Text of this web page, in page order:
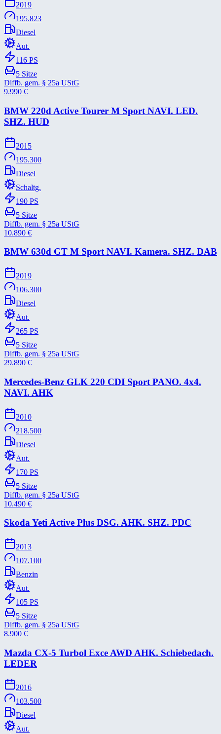
2019
195.823
Diesel
Aut.
116 PS
5 Sitze
Diffb. gem. § 25a UStG
9.990 €
BMW 220d Active Tourer M Sport NAVI. LED.
SHZ. HUD
2015
195.300
Diesel
Schaltg.
190 PS
5 Sitze
Diffb. gem. § 25a UStG
10.890 €
BMW 630d GT M Sport NAVI. Kamera. SHZ. DAB
2019
106.300
Diesel
Aut.
265 PS
5 Sitze
Diffb. gem. § 25a UStG
29.890 €
Mercedes-​Benz GLK 220 CDI Sport PANO. 4x4.
NAVI. AHK
2010
218.500
Diesel
Aut.
170 PS
5 Sitze
Diffb. gem. § 25a UStG
10.490 €
Skoda Yeti Active Plus DSG. AHK. SHZ. PDC
2013
107.100
Benzin
Aut.
105 PS
5 Sitze
Diffb. gem. § 25a UStG
8.900 €
Mazda CX-​5 Turbol Exce AWD AHK. Schiebedach.
LEDER
2016
103.500
Diesel
Aut.